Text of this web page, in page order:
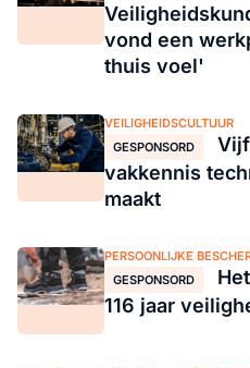
vond een
thuis voel'
VEILIGHEIDSCULTUUR
GESPONSORD
vakkennis
maakt
PERSOONLIJKE
GESPONSORD
116 jaar